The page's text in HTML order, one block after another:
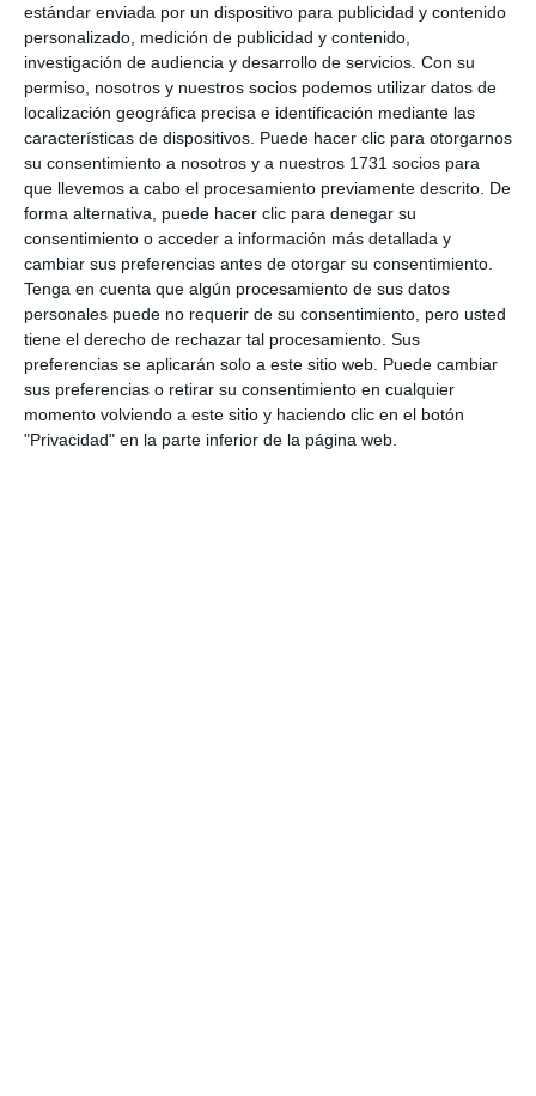
estándar enviada por un dispositivo para publicidad y contenido
personalizado, medición de publicidad y contenido,
investigación de audiencia y desarrollo de servicios. Con su
permiso, nosotros y nuestros socios podemos utilizar datos de
localización geográfica precisa e identificación mediante las
características de dispositivos. Puede hacer clic para otorgarnos
su consentimiento a nosotros y a nuestros 1731 socios para
que llevemos a cabo el procesamiento previamente descrito. De
forma alternativa, puede hacer clic para denegar su
consentimiento o acceder a información más detallada y
cambiar sus preferencias antes de otorgar su consentimiento.
Tenga en cuenta que algún procesamiento de sus datos
personales puede no requerir de su consentimiento, pero usted
tiene el derecho de rechazar tal procesamiento. Sus
preferencias se aplicarán solo a este sitio web. Puede cambiar
sus preferencias o retirar su consentimiento en cualquier
momento volviendo a este sitio y haciendo clic en el botón
"Privacidad" en la parte inferior de la página web.